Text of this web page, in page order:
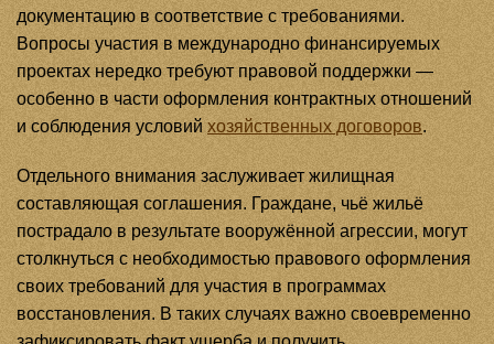
документацию в соответствие с требованиями.
Вопросы участия в международно финансируемых
проектах нередко требуют правовой поддержки —
особенно в части оформления контрактных отношений
и соблюдения условий хозяйственных договоров.
Отдельного внимания заслуживает жилищная
составляющая соглашения. Граждане, чьё жильё
пострадало в результате вооружённой агрессии, могут
столкнуться с необходимостью правового оформления
своих требований для участия в программах
восстановления. В таких случаях важно своевременно